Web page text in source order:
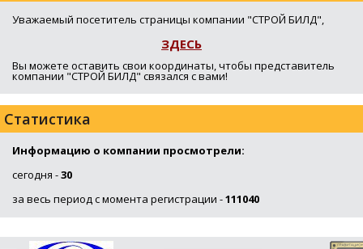
Уважаемый посетитель страницы компании "СТРОЙ БИЛД",
ЗДЕСЬ
Вы можете оставить свои координаты, чтобы представитель
компании "СТРОЙ БИЛД" связался с вами!
Статистика
Информацию о компании просмотрели:
сегодня -30
за весь период с момента регистрации -111040